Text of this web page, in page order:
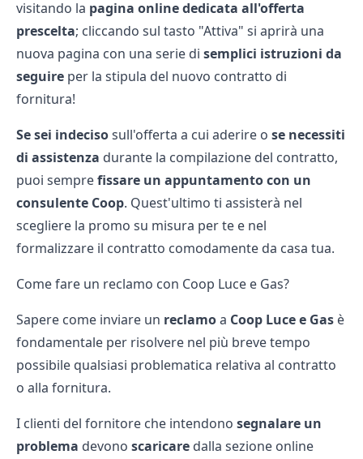
visitando la pagina online dedicata all'offerta
prescelta; cliccando sul tasto "Attiva" si aprirà una
nuova pagina con una serie di semplici istruzioni da
seguire per la stipula del nuovo contratto di
fornitura!
Se sei indecisosull'offerta a cui aderire o se necessiti
di assistenza durante la compilazione del contratto,
puoi semprefissare un appuntamento con un
consulente Coop. Quest'ultimo ti assisterà nel
scegliere la promo su misura per te e nel
formalizzare il contratto comodamente da casa tua.
Come fare un reclamo con Coop Luce e Gas?
Sapere come inviare un reclamoa Coop Lucee Gas è
fondamentale per risolvere nel più breve tempo
possibile qualsiasi problematica relativa al contratto
o alla fornitura.
I clienti del fornitore che intendono segnalare un
problema devono scaricare dalla sezione online